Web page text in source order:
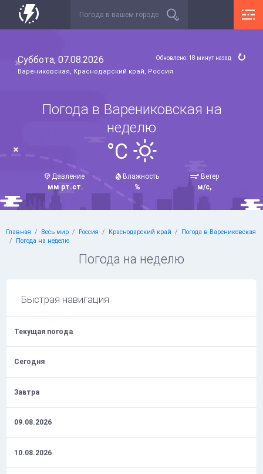
Суббота, 07.08.2026
Варениковская, Краснодарский край, Россия
Обновлено: 18 минут назад
Погода в Варениковская на
неделю
°C
Давление
мм рт.ст.
Влажность
%
Ветер
м/с,
Главная Весь мир Россия Краснодарский край
Погода в Варениковская
Погода на неделю
Погода на неделю
Быстрая навигация
Текущая погода
Сегодня
Завтра
09.08.2026
10.08.2026